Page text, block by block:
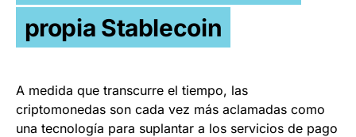
propia Stablecoin
A medida que transcurre el tiempo, las
criptomonedas son cada vez más aclamadas como
una tecnología para suplantar a los servicios de pago